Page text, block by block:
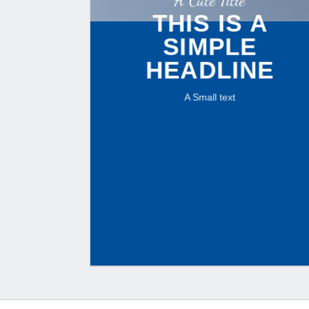
THIS IS A
SIMPLE
HEADLINE
A Small text